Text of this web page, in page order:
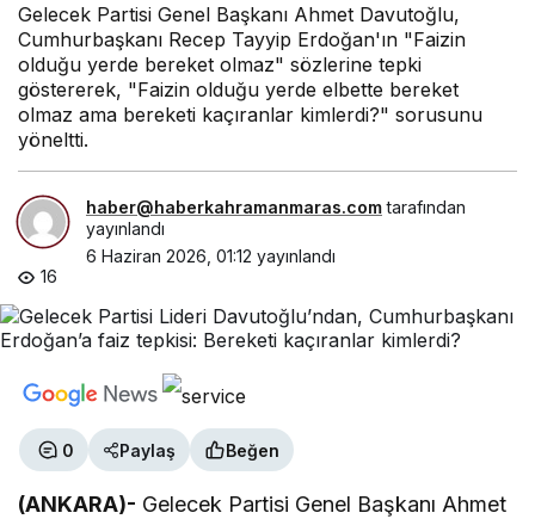
Gelecek Partisi Genel Başkanı Ahmet Davutoğlu,
Cumhurbaşkanı Recep Tayyip Erdoğan'ın "Faizin
olduğu yerde bereket olmaz" sözlerine tepki
göstererek, "Faizin olduğu yerde elbette bereket
olmaz ama bereketi kaçıranlar kimlerdi?" sorusunu
yöneltti.
haber@haberkahramanmaras.comtarafından
yayınlandı
6 Haziran 2026, 01:12 yayınlandı
16
0 Paylaş Beğen
(ANKARA)- Gelecek Partisi Genel Başkanı Ahmet
yapılacağını öne sürdü